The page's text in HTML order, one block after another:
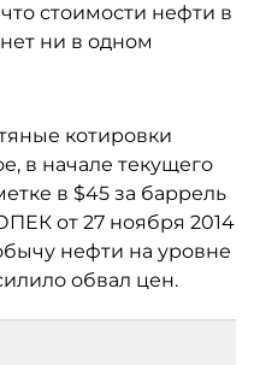
стоимости нефти в
ни в одном
котировки
в начале текущего
в $45 за баррель
от 27 ноября 2014
нефти на уровне
обвал цен.